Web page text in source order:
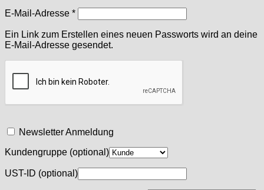
E-Mail-Adresse *Erforderlich
Ein Link zum Erstellen eines neuen Passworts wird an deine
E-Mail-Adresse gesendet.
Newsletter Anmeldung
Kundengruppe (optional)
UST-ID (optional)